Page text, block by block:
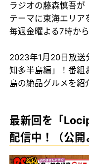
ラジオの藤森慎吾が
テーマに東海エリア
毎週金曜よる7時から
2023年1月20日放送
知多半島編」！番組
島の絶品グルメを紹
最新回を「
配信中！（公開